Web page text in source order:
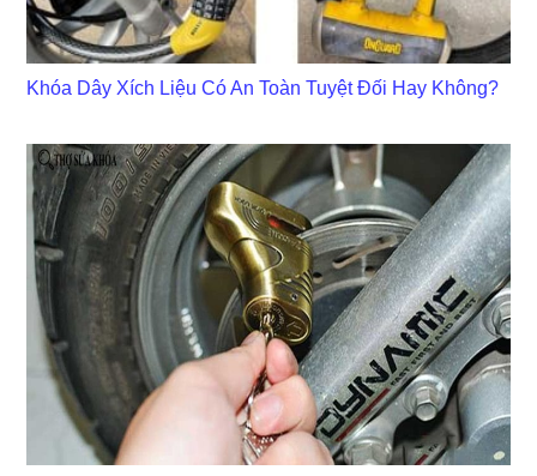
Khóa Dây Xích Liệu Có An Toàn Tuyệt Đối Hay Không?